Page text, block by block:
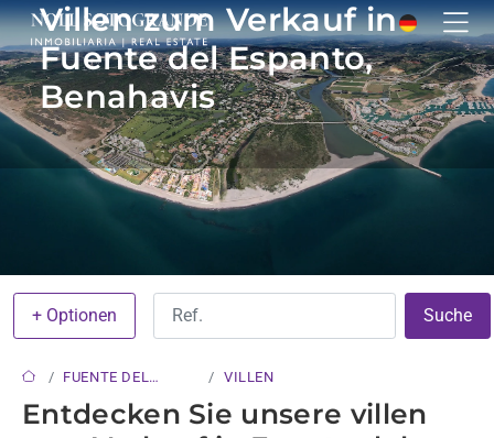
Villen zum Verkauf in
Fuente del Espanto,
Benahavis
+ Optionen Suche
FUENTE DEL
ESPANTO
VILLEN
Entdecken Sie unsere villen